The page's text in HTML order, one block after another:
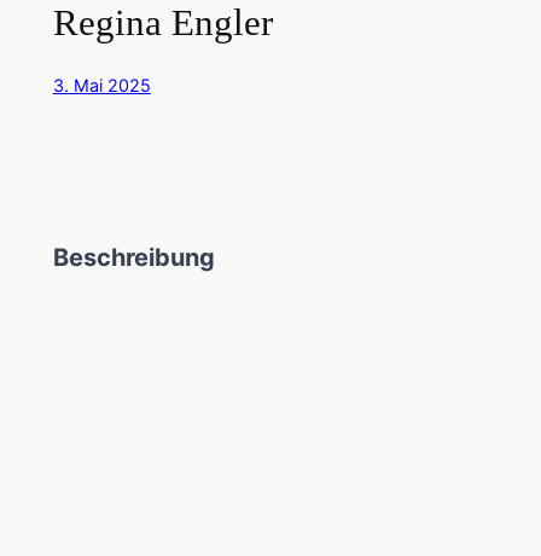
Regina Engler
3. Mai 2025
Beschreibung